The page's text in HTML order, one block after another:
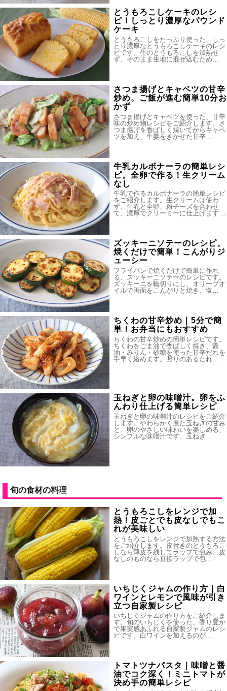
とうもろこしケーキのレシ
ピ！しっとり濃厚なパウンド
ケーキ
とうもろこしをたっぷり使った、しっ
とり濃厚なとうもろこしケーキのレシ
ピです。生のとうもろこしを加熱せ
ず、そのまま生地に混ぜ込むため…
さつま揚げとキャベツの甘辛
炒め。ご飯が進む簡単10分お
かず
さつま揚げとキャベツを使った、甘辛
味の炒め物レシピをご紹介します。さ
つま揚げを香ばしく焼いてからキャベ
ツを加え、生姜をきかせた甘辛…
牛乳カルボナーラの簡単レシ
ピ。全卵で作る！生クリーム
なし
牛乳で作るカルボナーラの簡単レシピ
をご紹介します。生クリームは使わ
ず、牛乳と全卵、粉チーズを合わせ
て、濃厚でクリーミーに仕上げます…
ズッキーニソテーのレシピ。
焼くだけで簡単！こんがりジ
ューシー
フライパンで焼くだけで簡単に作れ
る、ズッキーニソテーのレシピです。
ズッキーニを輪切りにし、オリーブオ
イルで両面をこんがりと焼き、塩…
ちくわの甘辛炒め｜5分で簡
単！お弁当にもおすすめ
ちくわの甘辛炒めの簡単レシピです。
ちくわをごま油で香ばしく焼き、醤
油・みりん・砂糖を使った甘辛だれを
手早く絡めます。照りのあるたれ…
玉ねぎと卵の味噌汁。卵をふ
んわり仕上げる簡単レシピ
玉ねぎと卵の味噌汁のレシピをご紹介
します。やわらかく煮た玉ねぎの甘み
と、卵のやさしい味わいを楽しめる、
シンプルな味噌汁です。玉ねぎ…
旬の食材の料理
とうもろこしをレンジで加
熱！皮ごとでも皮なしでもこ
れが美味しい
とうもろこしをレンジで加熱する方法
をご紹介します。皮付きのとうもろこ
しなら薄皮を残してラップで包み、皮
なしのものなら直接ラップで包…
いちじくジャムの作り方｜白
ワインとレモンで風味が引き
立つ自家製レシピ
いちじくジャムの作り方をご紹介しま
す。旬のいちじくを使った、香り豊か
で果実感あふれる自家製ジャムのレシ
ピです。白ワインを加えるのが…
トマトツナパスタ｜味噌と醤
油でコク深く！ミニトマトが
決め手の簡単レシピ